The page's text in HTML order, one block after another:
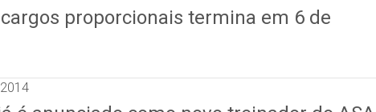
proporcionais termina em 6 de